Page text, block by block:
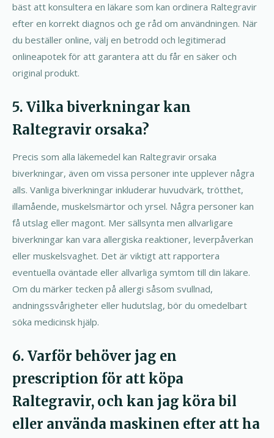
bäst att konsultera en läkare som kan ordinera Raltegravir
efter en korrekt diagnos och ge råd om användningen. När
du beställer online, välj en betrodd och legitimerad
onlineapotek för att garantera att du får en säker och
original produkt.
5. Vilka biverkningar kan
Raltegravir orsaka?
Precis som alla läkemedel kan Raltegravir orsaka
biverkningar, även om vissa personer inte upplever några
alls. Vanliga biverkningar inkluderar huvudvärk, trötthet,
illamående, muskelsmärtor och yrsel. Några personer kan
få utslag eller magont. Mer sällsynta men allvarligare
biverkningar kan vara allergiska reaktioner, leverpåverkan
eller muskelsvaghet. Det är viktigt att rapportera
eventuella oväntade eller allvarliga symtom till din läkare.
Om du märker tecken på allergi såsom svullnad,
andningssvårigheter eller hudutslag, bör du omedelbart
söka medicinsk hjälp.
6. Varför behöver jag en
prescription för att köpa
Raltegravir, och kan jag köra bil
eller använda maskinen efter att ha